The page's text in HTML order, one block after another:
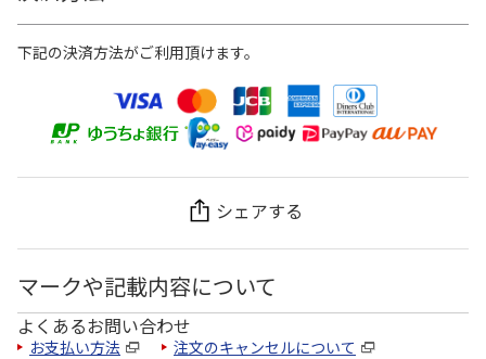
下記の決済方法がご利用頂けます。
シェアする
マークや記載内容について
よくあるお問い合わせ
お支払い方法 注文のキャンセルについて